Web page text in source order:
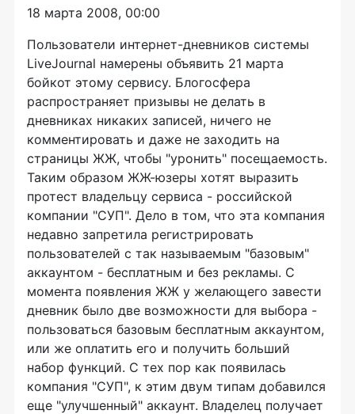
18 марта 2008, 00:00
Пользователи интернет-дневников системы
LiveJournal намерены объявить 21 марта
бойкот этому сервису. Блогосфера
распространяет призывы не делать в
дневниках никаких записей, ничего не
комментировать и даже не заходить на
страницы ЖЖ, чтобы "уронить" посещаемость.
Таким образом ЖЖ-юзеры хотят выразить
протест владельцу сервиса - российской
компании "СУП". Дело в том, что эта компания
недавно запретила регистрировать
пользователей с так называемым "базовым"
аккаунтом - бесплатным и без рекламы. С
момента появления ЖЖ у желающего завести
дневник было две возможности для выбора -
пользоваться базовым бесплатным аккаунтом,
или же оплатить его и получить больший
набор функций. С тех пор как появилась
компания "СУП", к этим двум типам добавился
еще "улучшенный" аккаунт. Владелец получает